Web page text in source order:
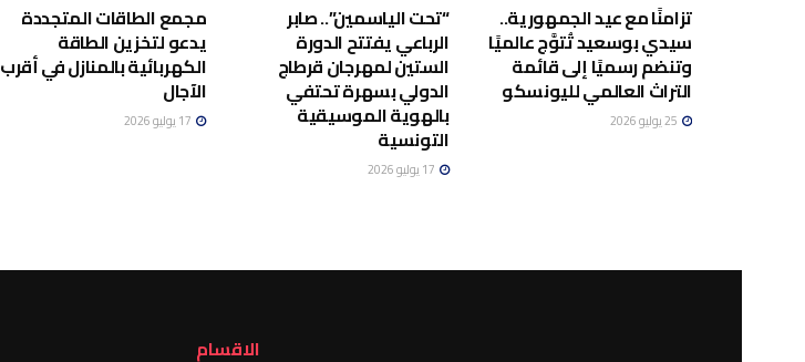
تزامنًا مع عيد الجمهورية..
سيدي بوسعيد تُتوَّج عالميًا
وتنضم رسميًا إلى قائمة
التراث العالمي لليونسكو
“تحت الياسمين”.. صابر
الرباعي يفتتح الدورة
الستين لمهرجان قرطاج
الدولي بسهرة تحتفي
بالهوية الموسيقية
التونسية
مجمع الطاقات المتجددة
يدعو لتخزين الطاقة
الكهربائية بالمنازل في أقرب
الآجال
الاقسام